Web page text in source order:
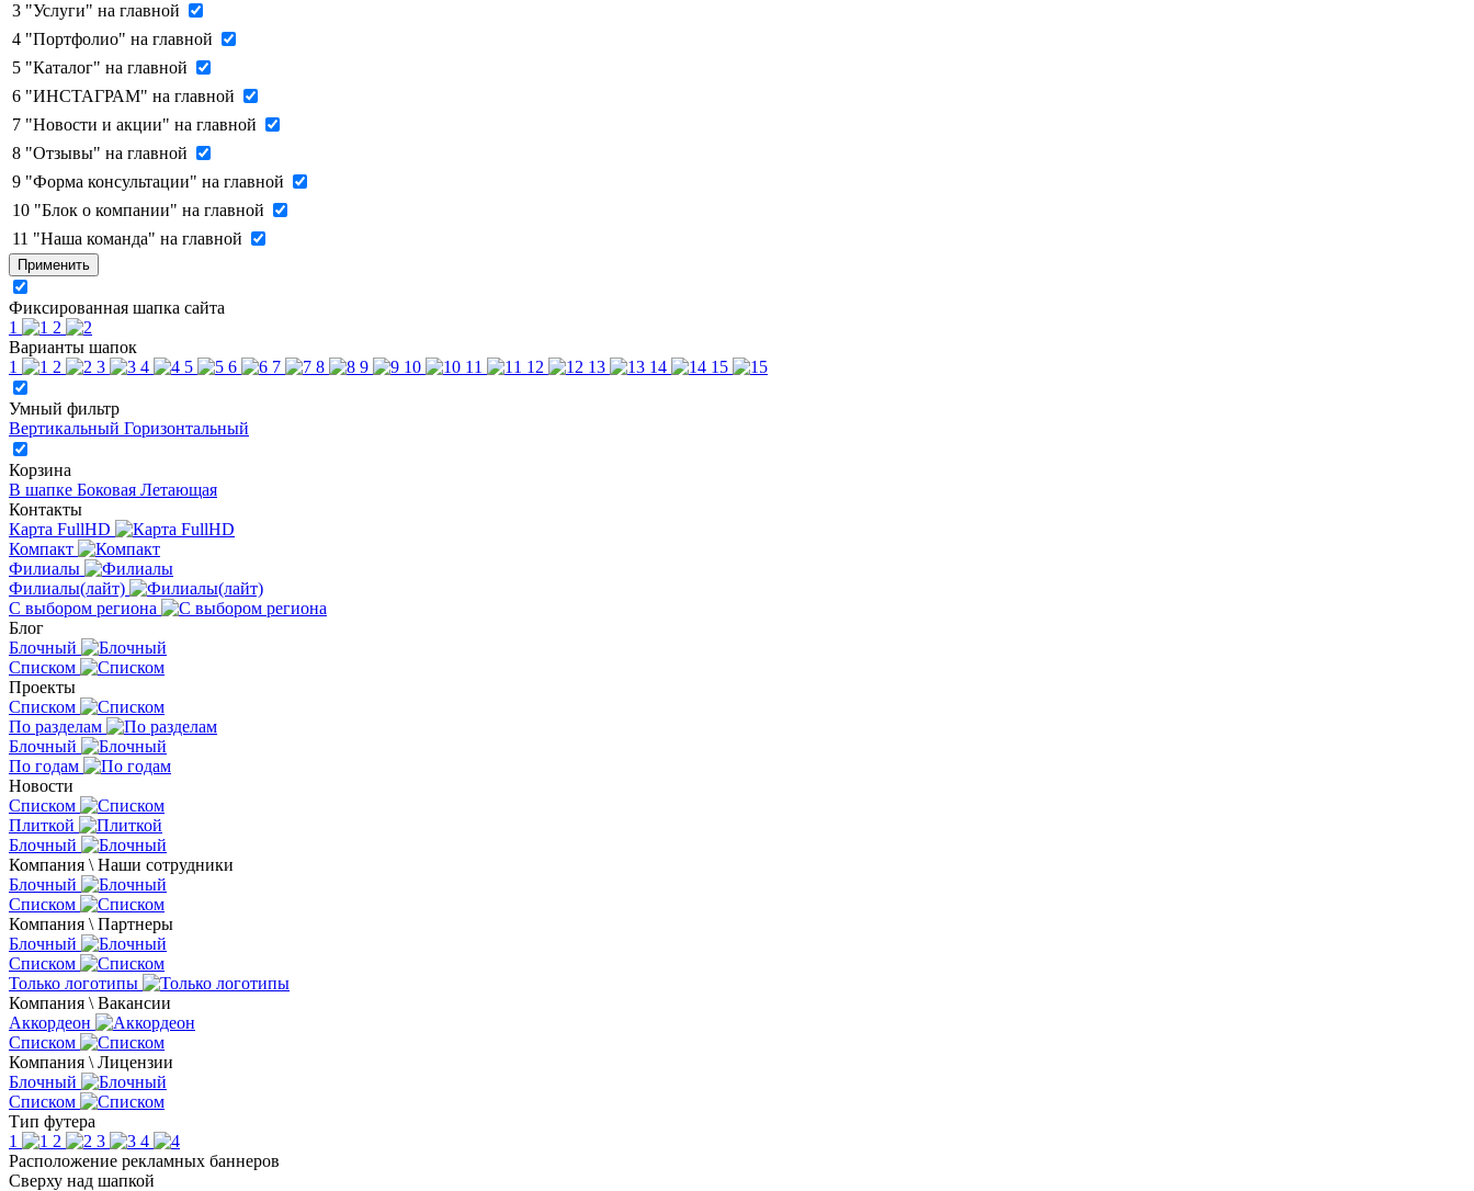
3 "Услуги" на главной
4 "Портфолио" на главной
5 "Каталог" на главной
6 "ИНСТАГРАМ" на главной
7 "Новости и акции" на главной
8 "Отзывы" на главной
9 "Форма консультации" на главной
10 "Блок о компании" на главной
11 "Наша команда" на главной
Применить
Фиксированная шапка сайта
1
2
Варианты шапок
1
2 3 4 5 6 7 8 9 10 11 12 13 14 15
Умный фильтр
Вертикальный Горизонтальный
Корзина
В шапке Боковая Летающая
Контакты
Карта FullHD
Компакт
Филиалы
Филиалы(лайт)
С выбором региона
Блог
Блочный
Списком
Проекты
Списком
По разделам
Блочный
По годам
Новости
Списком
Плиткой
Блочный
Компания \ Наши сотрудники
Блочный
Списком
Компания \ Партнеры
Блочный
Списком
Только логотипы
Компания \ Вакансии
Аккордеон
Списком
Компания \ Лицензии
Блочный
Списком
Тип футера
1
2 3
4
Расположение рекламных баннеров
Сверху над шапкой